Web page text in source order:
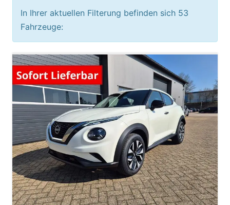
In Ihrer aktuellen Filterung befinden sich 53
Fahrzeuge: